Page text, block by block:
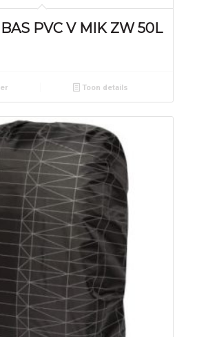
PVC V MIK ZW 50L
Toon details